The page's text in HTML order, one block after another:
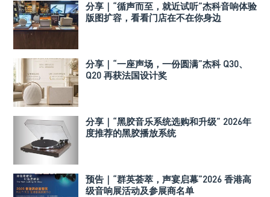
分享｜“循声而至，就近试听”杰科音响体验
版图扩容，看看门店在不在你身边
分享｜“一座声场，一份圆满”杰科 Q30、
Q20 再获法国设计奖
分享｜“黑胶音乐系统选购和升级” 2026年
度推荐的黑胶播放系统
预告｜“群英荟萃，声宴启幕”2026 香港高
级音响展活动及参展商名单